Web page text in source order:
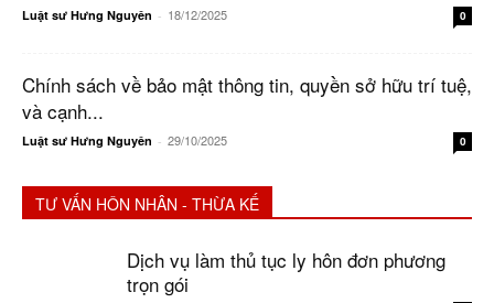
Luật sư Hưng Nguyên - 18/12/2025 0
Chính sách về bảo mật thông tin, quyền sở hữu trí tuệ,
và cạnh...
Luật sư Hưng Nguyên - 29/10/2025 0
TƯ VẤN HÔN NHÂN - THỪA KẾ
Dịch vụ làm thủ tục ly hôn đơn phương
trọn gói